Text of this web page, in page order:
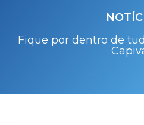
Fique por dentro de